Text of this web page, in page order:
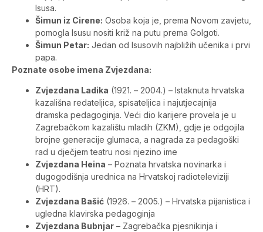
Isusa.
Šimun iz Cirene: Osoba koja je, prema Novom zavjetu,
pomogla Isusu nositi križ na putu prema Golgoti.
Šimun Petar: Jedan od Isusovih najbližih učenika i prvi
papa.
Poznate osobe imena Zvjezdana:
Zvjezdana Ladika (1921. – 2004.) – Istaknuta hrvatska
kazališna redateljica, spisateljica i najutjecajnija
dramska pedagoginja. Veći dio karijere provela je u
Zagrebačkom kazalištu mladih (ZKM), gdje je odgojila
brojne generacije glumaca, a nagrada za pedagoški
rad u dječjem teatru nosi njezino ime
Zvjezdana Heina – Poznata hrvatska novinarka i
dugogodišnja urednica na Hrvatskoj radioteleviziji
(HRT).
Zvjezdana Bašić (1926. – 2005.) – Hrvatska pijanistica i
ugledna klavirska pedagoginja
Zvjezdana Bubnjar – Zagrebačka pjesnikinja i